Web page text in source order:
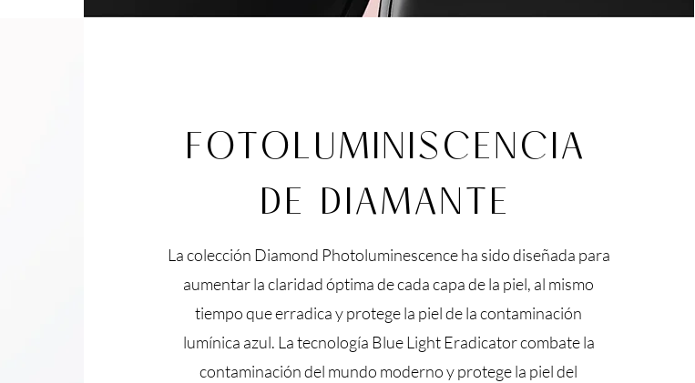
FOTOLUMINISCENCIA
DE DIAMANTE
La colección Diamond Photoluminescence ha sido diseñada para
aumentar la claridad óptima de cada capa de la piel, al mismo
tiempo que erradica y protege la piel de la contaminación
lumínica azul. La tecnología Blue Light Eradicator combate la
contaminación del mundo moderno y protege la piel del